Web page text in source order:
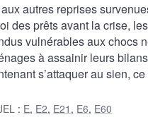
autres reprises
des prêts avant la crise, les
vulnérables aux chocs
à assainir leurs
s’attaquer au sien, ce
: E, E2, E21 , E6, E60